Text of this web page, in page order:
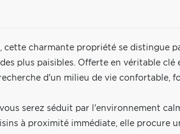
cette charmante propriété se distingue
plus paisibles. Offerte en véritable
d'un milieu de vie confortable,
serez séduit par l'environnement
à proximité immédiate, elle procure